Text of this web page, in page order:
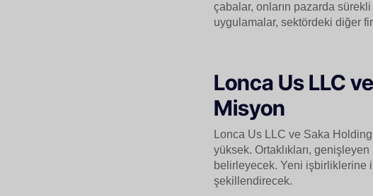
çabalar, onların pazarda sürekli
uygulamalar, sektördeki diğer
Lonca Us LLC
Misyon
Lonca Us LLC ve Saka
yüksek. Ortaklıkları,
belirleyecek. Yeni işbirliklerine
şekillendirecek.